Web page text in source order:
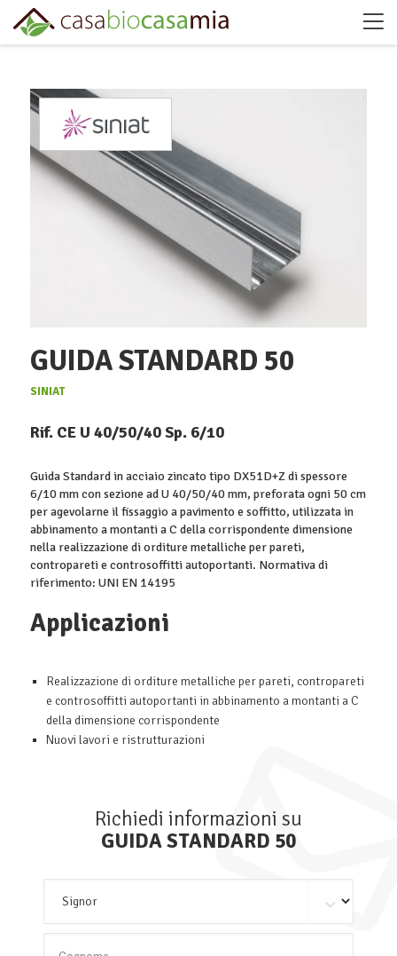
GUIDA STANDARD 50
SINIAT
Rif. CE U 40/50/40 Sp. 6/10
Guida Standard in acciaio zincato tipo DX51D+Z di spessore
6/10 mm con sezione ad U 40/50/40 mm, preforata ogni 50 cm
per agevolarne il fissaggio a pavimento e soffitto, utilizzata in
abbinamento a montanti a C della corrispondente dimensione
nella realizzazione di orditure metalliche per pareti,
contropareti e controsoffitti autoportanti. Normativa di
riferimento: UNI EN 14195
Applicazioni
Realizzazione di orditure metalliche per pareti, contropareti
e controsoffitti autoportanti in abbinamento a montanti a C
della dimensione corrispondente
Nuovi lavori e ristrutturazioni
Richiedi informazioni su
GUIDA STANDARD 50